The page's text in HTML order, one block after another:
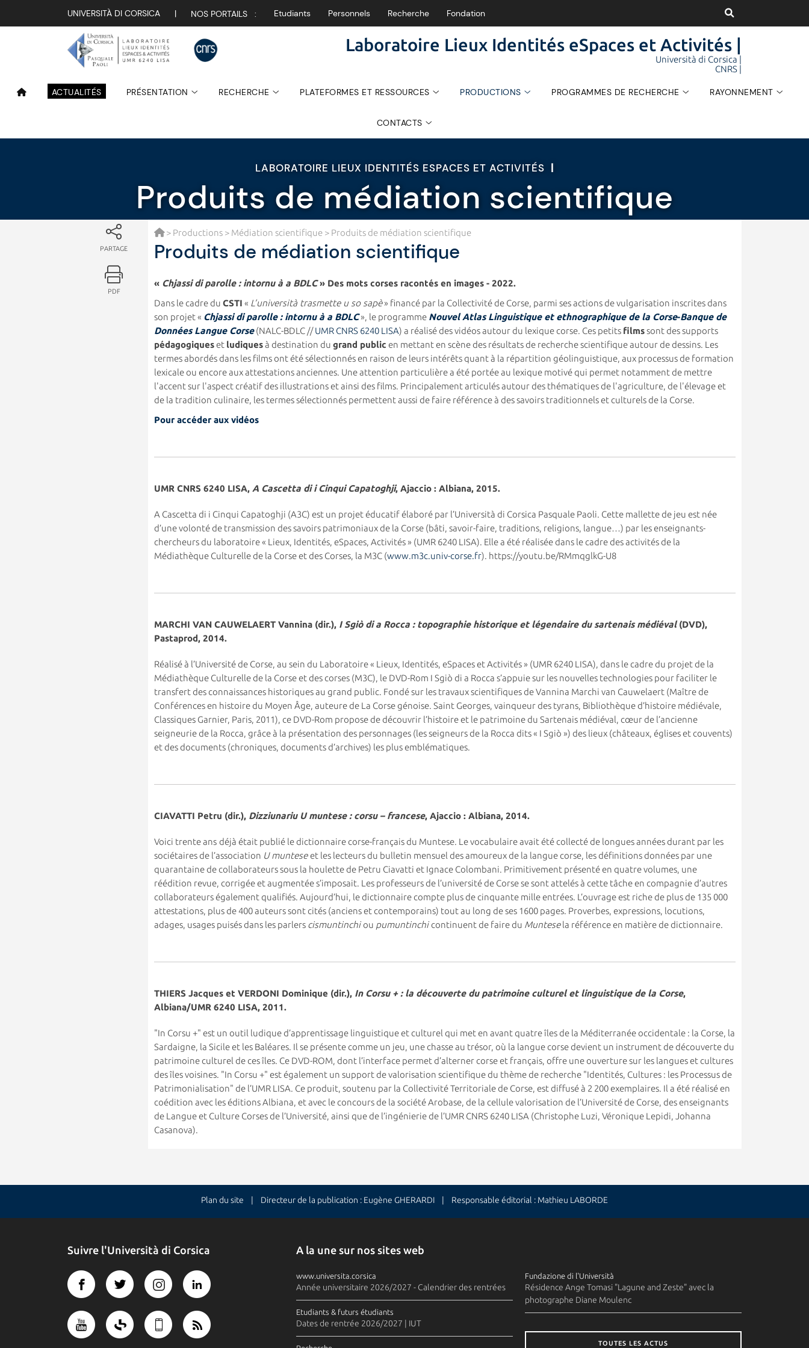
UNIVERSITÀ DI CORSICA | NOS PORTAILS : Etudiants Personnels Recherche Fondation
Laboratoire Lieux Identités eSpaces et Activités |
Università di Corsica |
CNRS |
ACTUALITÉS PRÉSENTATION RECHERCHE PLATEFORMES ET RESSOURCES PRODUCTIONS PROGRAMMES DE RECHERCHE RAYONNEMENT
CONTACTS
LABORATOIRE LIEUX IDENTITÉS ESPACES ET ACTIVITÉS |
Produits de médiation scientifique
PARTAGE
PDF
> Productions > Médiation scientifique > Produits de médiation scientifique
Produits de médiation scientifique
« Chjassi di parolle : intornu à a BDLC» Des mots corses racontés en images - 2022.
Dans le cadre duCSTI « L’università trasmette u so sapè» financé par la Collectivité de Corse, parmi ses actions de vulgarisation inscrites dans
son projet « Chjassi di parolle : intornu à a BDLC», le programme Nouvel Atlas Linguistique et ethnographique de la Corse-Banque de
Données Langue Corse(NALC-BDLC //UMR CNRS 6240 LISA) a réalisé des vidéos autour du lexique corse. Ces petits filmssont des supports
pédagogiques et ludiquesà destination dugrand public en mettant en scène des résultats de recherche scientifique autour de dessins. Les
termes abordés dans les films ont été sélectionnés en raison de leurs intérêts quant à la répartition géolinguistique, aux processus de formation
lexicale ou encore aux attestations anciennes. Une attention particulière a été portée au lexique motivé qui permet notamment de mettre
l'accent sur l'aspect créatif des illustrations et ainsi des films. Principalement articulés autour des thématiques de l'agriculture, de l'élevage et
de la tradition culinaire, les termes sélectionnés permettent aussi de faire référence à des savoirs traditionnels et culturels de la Corse.
Pour accéder aux vidéos
UMR CNRS 6240 LISA, A Cascetta di i Cinqui Capatoghji, Ajaccio : Albiana, 2015.
A Cascetta di i Cinqui Capatoghji (A3C) est un projet éducatif élaboré par l’Università di Corsica Pasquale Paoli. Cette mallette de jeu est née
d’une volonté de transmission des savoirs patrimoniaux de la Corse (bâti, savoir-faire, traditions, religions, langue…) par les enseignants-
chercheurs du laboratoire « Lieux, Identités, eSpaces, Activités » (UMR 6240 LISA). Elle a été réalisée dans le cadre des activités de la
Médiathèque Culturelle de la Corse et des Corses, la M3C (www.m3c.univ-corse.fr). https://youtu.be/RMmqglkG-U8
MARCHI VAN CAUWELAERT Vannina (dir.), I Sgiò di a Rocca : topographie historique et légendaire du sartenais médiéval(DVD),
Pastaprod, 2014.
Réalisé à l’Université de Corse, au sein du Laboratoire « Lieux, Identités, eSpaces et Activités » (UMR 6240 LISA), dans le cadre du projet de la
Médiathèque Culturelle de la Corse et des corses (M3C), le DVD-Rom I Sgiò di a Rocca s’appuie sur les nouvelles technologies pour faciliter le
transfert des connaissances historiques au grand public. Fondé sur les travaux scientifiques de Vannina Marchi van Cauwelaert (Maître de
Conférences en histoire du Moyen Âge, auteure de La Corse génoise. Saint Georges, vainqueur des tyrans, Bibliothèque d’histoire médiévale,
Classiques Garnier, Paris, 2011), ce DVD-Rom propose de découvrir l’histoire et le patrimoine du Sartenais médiéval, cœur de l’ancienne
seigneurie de la Rocca, grâce à la présentation des personnages (les seigneurs de la Rocca dits « I Sgiò ») des lieux (châteaux, églises et couvents)
et des documents (chroniques, documents d’archives) les plus emblématiques.
CIAVATTI Petru (dir.), Dizziunariu U muntese : corsu – francese, Ajaccio : Albiana, 2014.
Voici trente ans déjà était publié le dictionnaire corse-français du Muntese. Le vocabulaire avait été collecté de longues années durant par les
sociétaires de l’association U muntese et les lecteurs du bulletin mensuel des amoureux de la langue corse, les définitions données par une
quarantaine de collaborateurs sous la houlette de Petru Ciavatti et Ignace Colombani. Primitivement présenté en quatre volumes, une
réédition revue, corrigée et augmentée s’imposait. Les professeurs de l’université de Corse se sont attelés à cette tâche en compagnie d’autres
collaborateurs également qualifiés. Aujourd’hui, le dictionnaire compte plus de cinquante mille entrées. L’ouvrage est riche de plus de 135 000
attestations, plus de 400 auteurs sont cités (anciens et contemporains) tout au long de ses 1600 pages. Proverbes, expressions, locutions,
adages, usages puisés dans les parlers cismuntinchi ou pumuntinchi continuent de faire du Muntesela référence en matière de dictionnaire.
THIERS Jacques et VERDONI Dominique (dir.), In Corsu + : la découverte du patrimoine culturel et linguistique de la Corse,
Albiana/UMR 6240 LISA, 2011.
"In Corsu +" est un outil ludique d’apprentissage linguistique et culturel qui met en avant quatre îles de la Méditerranée occidentale : la Corse, la
Sardaigne, la Sicile et les Baléares. Il se présente comme un jeu, une chasse au trésor, où la langue corse devient un instrument de découverte du
patrimoine culturel de ces îles. Ce DVD-ROM, dont l’interface permet d’alterner corse et français, offre une ouverture sur les langues et cultures
des îles voisines. "In Corsu +" est également un support de valorisation scientifique du thème de recherche "Identités, Cultures : les Processus de
Patrimonialisation" de l’UMR LISA. Ce produit, soutenu par la Collectivité Territoriale de Corse, est diffusé à 2 200 exemplaires. Il a été réalisé en
coédition avec les éditions Albiana, et avec le concours de la société Arobase, de la cellule valorisation de l’Université de Corse, des enseignants
de Langue et Culture Corses de l’Université, ainsi que de l’ingénierie de l’UMR CNRS 6240 LISA (Christophe Luzi, Véronique Lepidi, Johanna
Casanova).
Plan du site | Directeur de la publication : Eugène GHERARDI | Responsable éditorial : Mathieu LABORDE
Suivre l'Università di Corsica A la une sur nos sites web
www.universita.corsica
Année universitaire 2026/2027 - Calendrier des rentrées
Etudiants & futurs étudiants
Dates de rentrée 2026/2027 | IUT
Fundazione di l'Università
Résidence Ange Tomasi "Lagune and Zeste" avec la
photographe Diane Moulenc
TOUTES LES ACTUS